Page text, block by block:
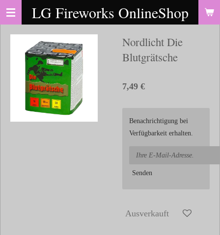
Zum
springen
LG Fireworks OnlineShop
Nordlicht Die
Blutgrätsche
7,49 €
Benachrichtigung bei
Verfügbarkeit erhalten.
Senden
Ausverkauft